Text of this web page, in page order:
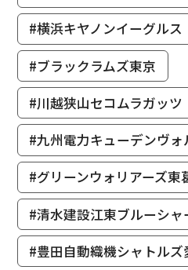
#横浜キヤノンイーグルス
#ブラックラムズ東京
#川越狭山セコムラガッツ
#九州電力キューデンヴォ
#グリーンウォリアーズ東
#清水建設江東ブルーシャ
#豊田自動織機シャトルズ